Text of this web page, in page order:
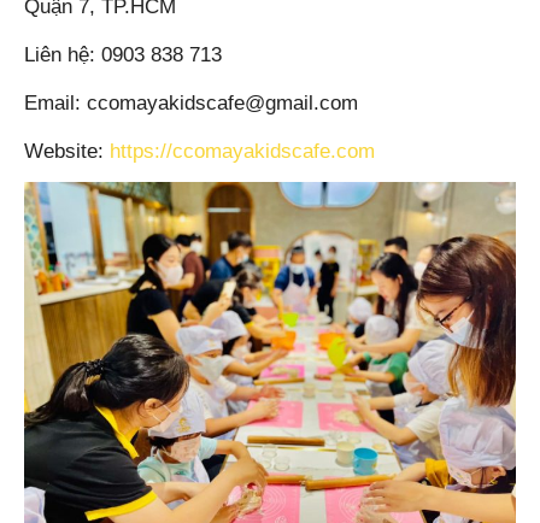
Quận 7, TP.HCM
Liên hệ: 0903 838 713
Email: ccomayakidscafe@gmail.com
Website: https://ccomayakidscafe.com